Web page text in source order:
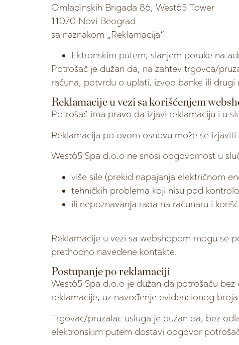
Omladinskih Brigada 86, West65 Tower
11070 Novi Beograd
sa naznakom „Reklamacija“
Ektronskim putem, slanjem poruke na
Potrošač je dužan da, na zahtev trgovca/
računa, potvrdu o uplati, izvod banke ili drugi
Reklamacije u vezi sa korišćenjem
Potrošač ima pravo da izjavi reklamaciju i u
Reklamacija po ovom osnovu može se
West65 Spa d.o.o ne snosi odgovornost u
više sile (prekid napajanja električnom
tehničkih problema koji nisu pod
ili nepoznavanja rada na računaru i
Reklamacije u vezi sa webshopom mogu se
prethodno navedene kontakte.
Postupanje po reklamaciji
West65 Spa d.o.o je dužan da potrošaču
reklamacije, uz navođenje evidencionog
Trgovac/pruzalac usluga je dužan da, bez
elektronskim putem dostavi odgovor